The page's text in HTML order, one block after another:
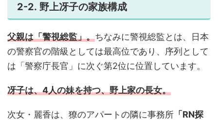
2-2. 野上冴子の家族構成
父親は「警視総監」。ちなみに警視総監とは、日本
の警察官の階級としては最高位であり、序列として
は「警察庁長官」に次ぐ第2位に位置しています。
冴子は、4人の妹を持つ、野上家の長女。
次女・麗香は、獠のアパートの隣に事務所 「RN探